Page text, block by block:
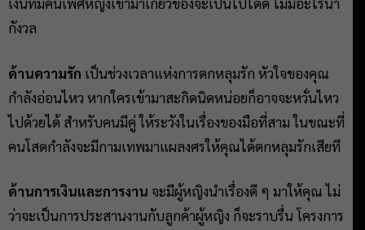
กังวล
ด้านความรัก เป็นช่วงเวลาแห่งการตกหลุมรัก หัวใจของคุณ
กำลังอ่อนไหว หากใครเข้ามาสะกิดนิดหน่อยก็อาจจะหวั่นไหว
ไปด้วยได้ สำหรับคนมีคู่ ให้ระวังในเรื่องของมือที่สาม ในขณะที่
คนโสดกำลังจะมีกามเทพมาแผลงศรให้คุณได้ตกหลุมรักเสียที
ด้านการเงินและการงาน จะมีผู้หญิงนำเรื่องดี ๆ มาให้คุณ ไม่
ว่าจะเป็นการประสานงานกับลูกค้าผู้หญิง ก็จะราบรื่น โครงการ